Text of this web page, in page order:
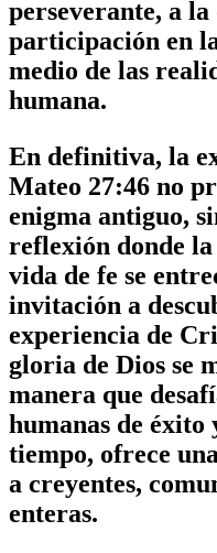
perseverante, a
participación en
medio de las
humana.
En definitiva, la
Mateo 27:46 no
enigma antiguo,
reflexión donde
vida de fe se
invitación a
experiencia de
gloria de Dios se
manera que
humanas de éxito
tiempo, ofrece
a creyentes,
enteras.